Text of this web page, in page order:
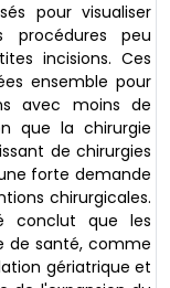
pour visualiser
peu
incisions. Ces
ensemble pour
avec moins de
que la chirurgie
de chirurgies
forte demande
chirurgicales.
conclut que les
de santé, comme
gériatrique et